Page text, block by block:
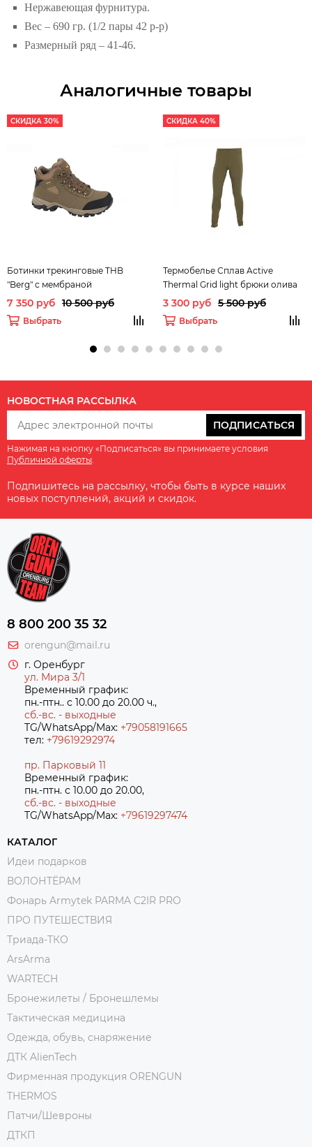
Нержавеющая фурнитура.
Вес – 690 гр. (1/2 пары 42 р-р)
Размерный ряд – 41-46.
Аналогичные товары
СКИДКА 30%
Ботинки трекинговые THB
"Berg" с мембраной
7 350 руб 10 500 руб
Выбрать
СКИДКА 40%
Термобелье Сплав Active
Thermal Grid light брюки олива
3 300 руб 5 500 руб
Выбрать
НОВОСТНАЯ РАССЫЛКА
ПОДПИСАТЬСЯ
Нажимая на кнопку «Подписаться» вы принимаете условия
Публичной оферты
Подпишитесь на рассылку, чтобы быть в курсе наших
новых поступлений, акций и скидок.
8 800 200 35 32
orengun@mail.ru
г. Оренбург
ул. Мира 3/1
Временный график:
пн.-птн.. с 10.00 до 20.00 ч.,
сб.-вс. - выходные
TG/WhatsApp/Max: +79058191665
тел: +79619292974
пр. Парковый 11
Временный график:
пн.-птн. с 10.00 до 20.00,
сб.-вс. - выходные
TG/WhatsApp/Max: +79619297474
КАТАЛОГ
Идеи подарков
ВОЛОНТЁРАМ
Фонарь Armytek PARMA C2IR PRO
ПРО ПУТЕШЕСТВИЯ
Триада-ТКО
ArsArma
WARTECH
Бронежилеты / Бронешлемы
Тактическая медицина
Одежда, обувь, снаряжение
ДТК AlienTech
Фирменная продукция ORENGUN
THERMOS
Патчи/Шевроны
ДТКП